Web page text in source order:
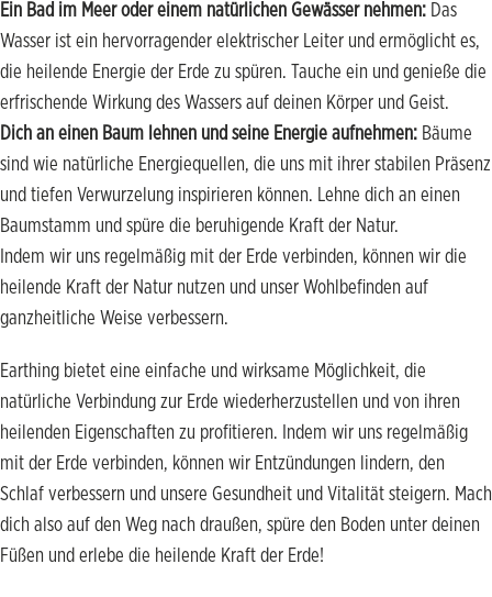
Ein Bad im Meer oder einem natürlichen Gewässer nehmen: Das
Wasser ist ein hervorragender elektrischer Leiter und ermöglicht es,
die heilende Energie der Erde zu spüren. Tauche ein und genieße die
erfrischende Wirkung des Wassers auf deinen Körper und Geist.
Dich an einen Baum lehnen und seine Energie aufnehmen: Bäume
sind wie natürliche Energiequellen, die uns mit ihrer stabilen Präsenz
und tiefen Verwurzelung inspirieren können. Lehne dich an einen
Baumstamm und spüre die beruhigende Kraft der Natur.
Indem wir uns regelmäßig mit der Erde verbinden, können wir die
heilende Kraft der Natur nutzen und unser Wohlbefinden auf
ganzheitliche Weise verbessern.
Earthing bietet eine einfache und wirksame Möglichkeit, die
natürliche Verbindung zur Erde wiederherzustellen und von ihren
heilenden Eigenschaften zu profitieren. Indem wir uns regelmäßig
mit der Erde verbinden, können wir Entzündungen lindern, den
Schlaf verbessern und unsere Gesundheit und Vitalität steigern. Mach
dich also auf den Weg nach draußen, spüre den Boden unter deinen
Füßen und erlebe die heilende Kraft der Erde!